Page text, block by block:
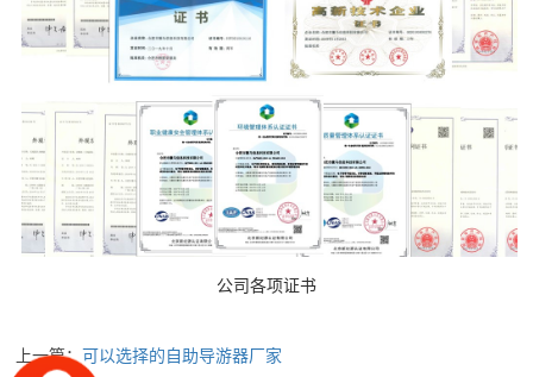
公司各项证书
上一篇：可以选择的自助导游器厂家